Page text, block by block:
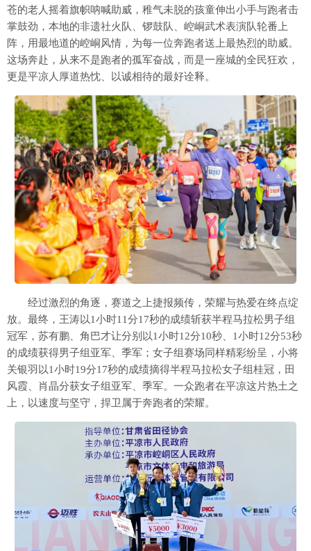
苍的老人摇着旗帜呐喊助威，稚气未脱的孩童伸出小手与跑者击
掌鼓劲，本地的非遗社火队、锣鼓队、崆峒武术表演队轮番上
阵，用最地道的崆峒风情，为每一位奔跑者送上最热烈的助威。
这场奔赴，从来不是跑者的孤军奋战，而是一座城的全民狂欢，
更是平凉人厚道热忱、以诚相待的最好诠释。
经过激烈的角逐，赛道之上捷报频传，荣耀与热爱在终点绽
放。最终，王涛以1小时11分17秒的成绩斩获半程马拉松男子组
冠军，苏有鹏、角巴才让分别以1小时12分10秒、1小时12分53秒
的成绩获得男子组亚军、季军；女子组赛场同样精彩纷呈，小将
关银羽以1小时19分17秒的成绩摘得半程马拉松女子组桂冠，田
风霞、肖晶分获女子组亚军、季军。一众跑者在平凉这片热土之
上，以速度与坚守，捍卫属于奔跑者的荣耀。